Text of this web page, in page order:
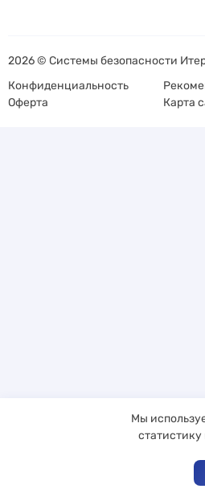
2026 © Системы безопасности
Конфиденциальность
Оферта
Карта
Мы
статистику